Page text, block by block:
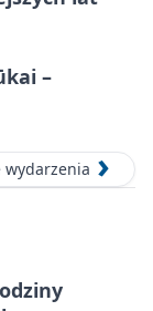
–
wydarzenia